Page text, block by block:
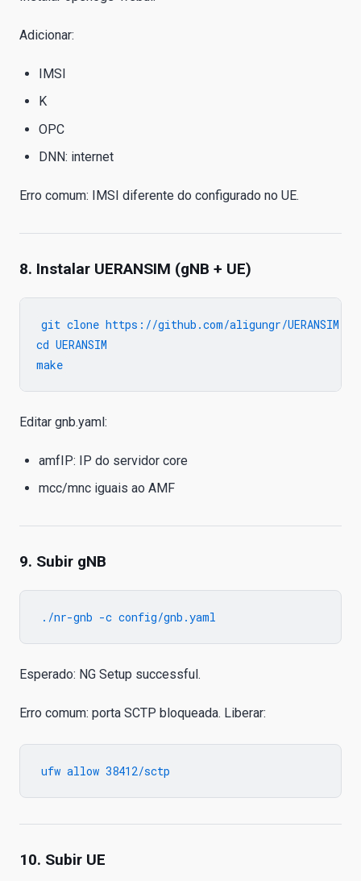
Adicionar:
IMSI
K
OPC
DNN: internet
Erro comum: IMSI diferente do configurado no UE.
8. Instalar UERANSIM (gNB + UE)
git clone https://github.com/aligungr/UERANSIM
cd UERANSIM
Editar gnb.yaml:
amfIP: IP do servidor core
mcc/mnc iguais ao AMF
9. Subir gNB
Esperado: NG Setup successful.
Erro comum: porta SCTP bloqueada. Liberar:
10. Subir UE